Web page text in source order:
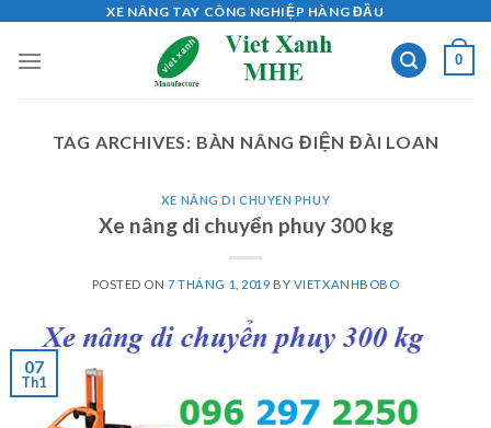
content
XE NÂNG TAY CÔNG NGHIỆP HÀNG ĐẦU
0
TAG ARCHIVES: BÀN NÂNG ĐIỆN ĐÀI LOAN
XE NÂNG DI CHUYEN PHUY
Xe nâng di chuyển phuy 300 kg
POSTED ON7 THÁNG 1, 2019 BY VIETXANHBOBO
07
Th1